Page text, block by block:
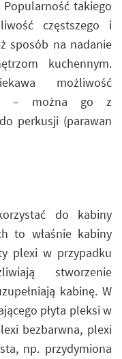
takiego
częstszego i
sposób na nadanie
kuchennym.
możliwość
– można go z
perkusji (parawan
do kabiny
to właśnie kabiny
plexi w przypadku
stworzenie
kabinę. W
płyta pleksi w
bezbarwna, plexi
np. przydymiona